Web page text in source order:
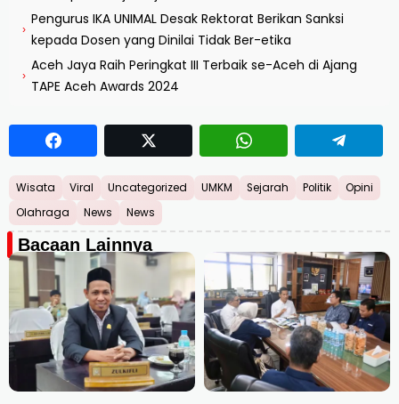
›
Pengurus IKA UNIMAL Desak Rektorat Berikan Sanksi
kepada Dosen yang Dinilai Tidak Ber-etika
›
Aceh Jaya Raih Peringkat III Terbaik se-Aceh di Ajang
TAPE Aceh Awards 2024
Wisata Viral Uncategorized UMKM Sejarah Politik
Opini
Olahraga
News News
Bacaan Lainnya